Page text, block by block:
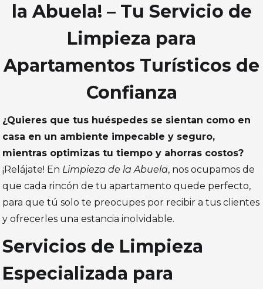
la Abuela! – Tu Servicio de
Limpieza para
Apartamentos Turísticos de
Confianza
¿Quieres que tus huéspedes se sientan como en
casa en un ambiente impecable y seguro,
mientras optimizas tu tiempo y ahorras costos?
¡Relájate! En Limpieza de la Abuela, nos ocupamos de
que cada rincón de tu apartamento quede perfecto,
para que tú solo te preocupes por recibir a tus clientes
y ofrecerles una estancia inolvidable.
Servicios de Limpieza
Especializada para